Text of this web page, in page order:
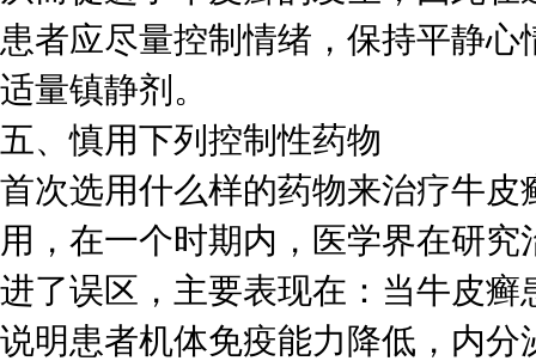
患者应尽量控制情绪，保持平静
适量镇静剂。
五、慎用下列控制性药物
首次选用什么样的药物来治疗牛
用，在一个时期内，医学界在研
进了误区，主要表现在：当牛皮
说明患者机体免疫能力降低，内